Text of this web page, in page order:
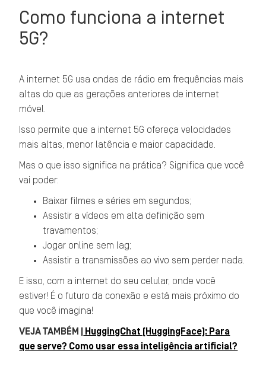
Como funciona a internet
5G?
A internet 5G usa ondas de rádio em frequências mais
altas do que as gerações anteriores de internet
móvel.
Isso permite que a internet 5G ofereça velocidades
mais altas, menor latência e maior capacidade.
Mas o que isso significa na prática? Significa que você
vai poder:
Baixar filmes e séries em segundos;
Assistir a vídeos em alta definição sem
travamentos;
Jogar online sem lag;
Assistir a transmissões ao vivo sem perder nada.
E isso, com a internet do seu celular, onde você
estiver! É o futuro da conexão e está mais próximo do
que você imagina!
VEJA TAMBÉM |
HuggingChat (HuggingFace): Para
que serve? Como usar essa inteligência artificial?